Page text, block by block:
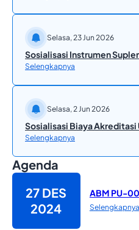
Selasa, 23 Jun 2026
Sosialisasi Instrumen
Selengkapnya
Selasa, 2 Jun 2026
Sosialisasi Biaya Akreditasi
Selengkapnya
Agenda
27 DES
2024
ABM PU-
Selengkapnya